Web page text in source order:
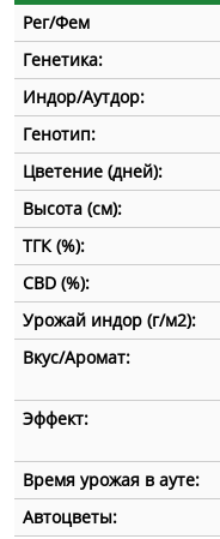
Рег/Фем
Генетика:
Индор/Аутдор:
Генотип:
Цветение (дней):
Высота (см):
ТГК (%):
CBD (%):
Урожай индор (г/м2):
Вкус/Аромат:
Эффект:
Время урожая в ауте:
Автоцветы: